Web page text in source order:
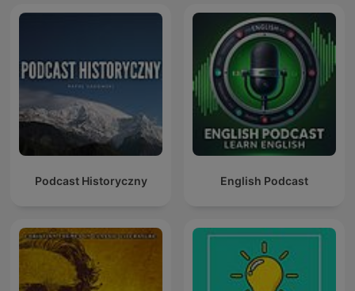
Podcast Historyczny English Podcast